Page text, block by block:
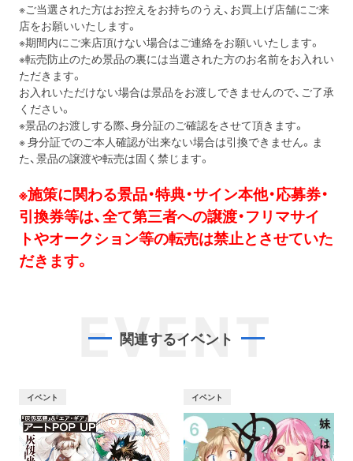
※ご当選された方はお控えをお持ちのうえ、お買上げ店舗にご来
店をお願いいたします。
※期間内にご来店頂けない場合はご連絡をお願いいたします。
※転売防止のため景品の裏には当選された方のお名前をお入れい
ただきます。
お入れいただけない場合は景品をお渡しできませんので、ご了承
ください。
※景品のお渡しする際、身分証のご確認をさせて頂きます。
※ 身分証でのご本人確認が出来ない場合は引換できません。ま
た、景品の譲渡や転売は固く禁じます。
※施策に関わる景品・特典・サイン本他・応募券・
引換券等は、全て第三者への譲渡・フリマサイ
トやオークション等の転売は禁止とさせていた
だきます。
EVENT
関連するイベント
イベント イベント